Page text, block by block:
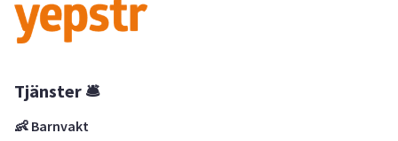
Tjänster 🛎
👶 Barnvakt